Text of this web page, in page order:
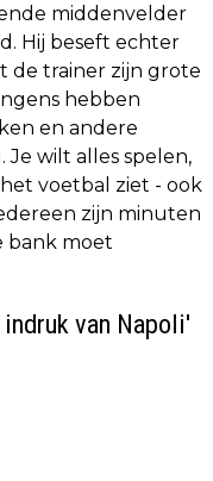
middenvelder
Hij beseft echter
de trainer zijn grote
hebben
en andere
Je wilt alles spelen,
voetbal ziet - ook
zijn minuten
bank moet
van Napoli'